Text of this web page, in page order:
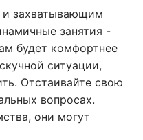
и захватывающим
занятия -
будет комфортнее
ситуации,
Отстаивайте свою
вопросах.
они могут